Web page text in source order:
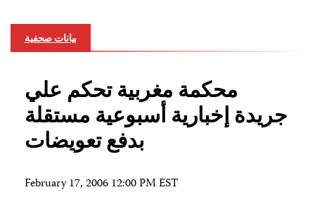
بيانات صحفية
محكمة مغربية تحكم علي
جريدة إخبارية أسبوعية مستقلة
بدفع تعويضات
February 17, 2006 12:00 PM EST